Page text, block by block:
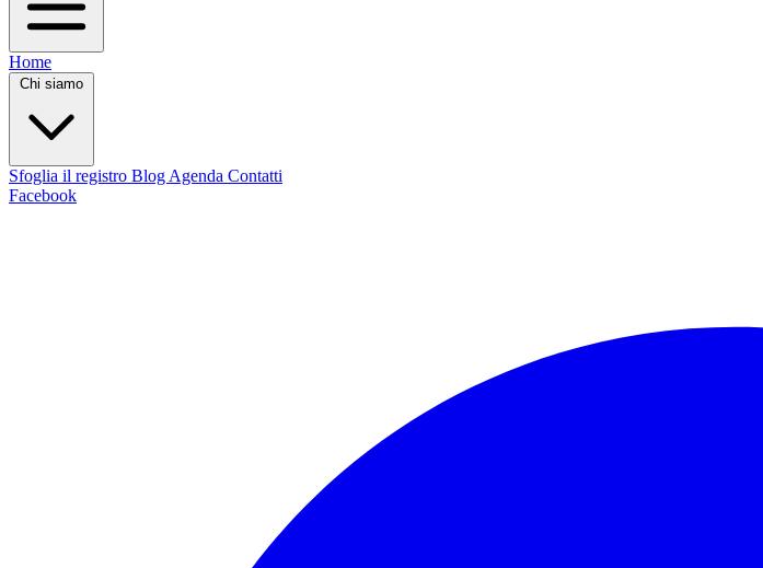
Home
Chi siamo
Sfoglia il registro Blog Agenda Contatti
Facebook